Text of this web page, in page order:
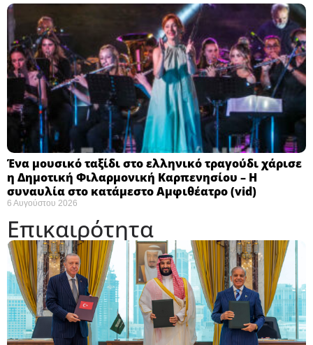
Ένα μουσικό ταξίδι στο ελληνικό τραγούδι χάρισε
η Δημοτική Φιλαρμονική Καρπενησίου – Η
συναυλία στο κατάμεστο Αμφιθέατρο (vid)
6 Αυγούστου 2026
Επικαιρότητα